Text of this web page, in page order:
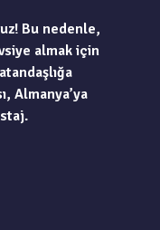
Bu nedenle,
almak için
Almanya’ya